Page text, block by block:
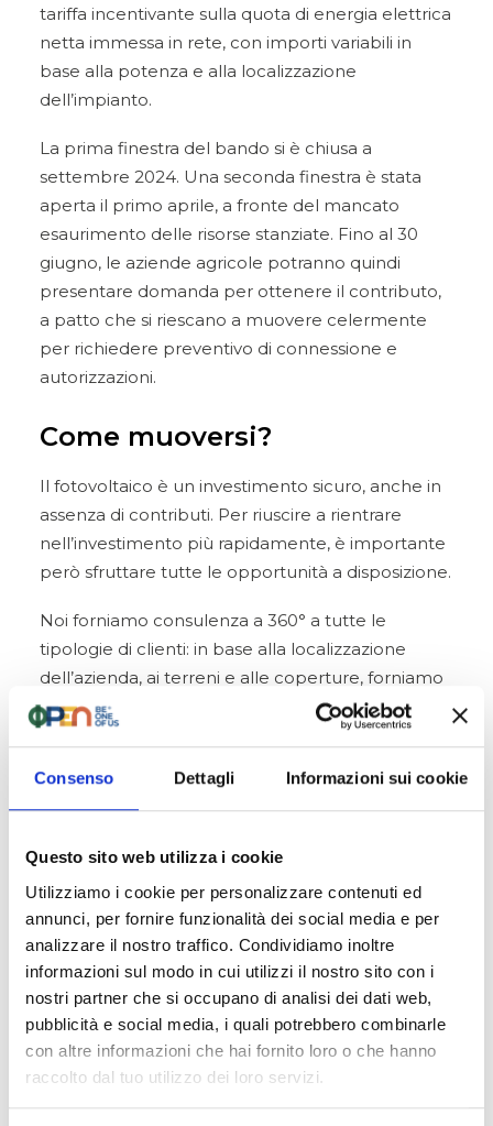
Consenso Dettagli Informazioni sui cookie
Questo sito web utilizza i cookie
Utilizziamo i cookie per personalizzare contenuti ed
annunci, per fornire funzionalità dei social media e per
analizzare il nostro traffico. Condividiamo inoltre
informazioni sul modo in cui utilizzi il nostro sito con i
nostri partner che si occupano di analisi dei dati web,
pubblicità e social media, i quali potrebbero combinarle
con altre informazioni che hai fornito loro o che hanno
raccolto dal tuo utilizzo dei loro servizi.
tariffa incentivante sulla quota di energia elettrica
netta immessa in rete, con importi variabili in
base alla potenza e alla localizzazione
dell’impianto.
La prima finestra del bando si è chiusa a
settembre 2024. Una seconda finestra è stata
aperta il primo aprile, a fronte del mancato
esaurimento delle risorse stanziate. Fino al 30
giugno, le aziende agricole potranno quindi
presentare domanda per ottenere il contributo,
a patto che si riescano a muovere celermente
per richiedere preventivo di connessione e
autorizzazioni.
Come muoversi?
Il fotovoltaico è un investimento sicuro, anche in
assenza di contributi. Per riuscire a rientrare
nell’investimento più rapidamente, è importante
però sfruttare tutte le opportunità a disposizione.
Noi forniamo consulenza a 360° a tutte le
tipologie di clienti: in base alla localizzazione
dell’azienda, ai terreni e alle coperture, forniamo
la soluzione più adatta alle esigenze
dell’imprenditore. Grazie alla nostra esperienza
installazione, manutenzione e monitoraggio,
caso di investimento sull’agrivoltaico, grazie alla
agricolo con cui stiamo svolgendo anche attività
di sperimentazione.
Richiedi una consulenza
personalizzata